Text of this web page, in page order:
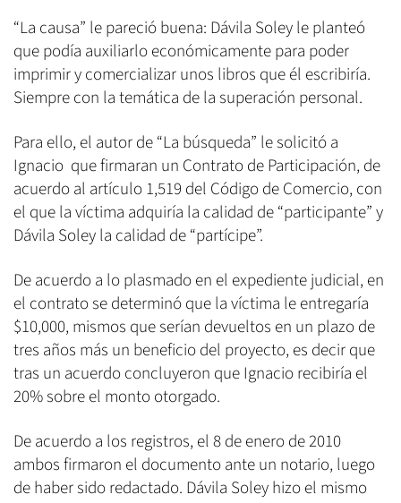
“La causa” le pareció buena: Dávila Soley le planteó
que podía auxiliarlo económicamente para poder
imprimir y comercializar unos libros que él escribiría.
Siempre con la temática de la superación personal.
Para ello, el autor de “La búsqueda” le solicitó a
Ignacio que firmaran un Contrato de Participación, de
acuerdo al artículo 1,519 del Código de Comercio, con
el que la víctima adquiría la calidad de “participante” y
Dávila Soley la calidad de “partícipe”.
De acuerdo a lo plasmado en el expediente judicial, en
el contrato se determinó que la víctima le entregaría
$10,000, mismos que serían devueltos en un plazo de
tres años más un beneficio del proyecto, es decir que
tras un acuerdo concluyeron que Ignacio recibiría el
20% sobre el monto otorgado.
De acuerdo a los registros, el 8 de enero de 2010
ambos firmaron el documento ante un notario, luego
de haber sido redactado. Dávila Soley hizo el mismo